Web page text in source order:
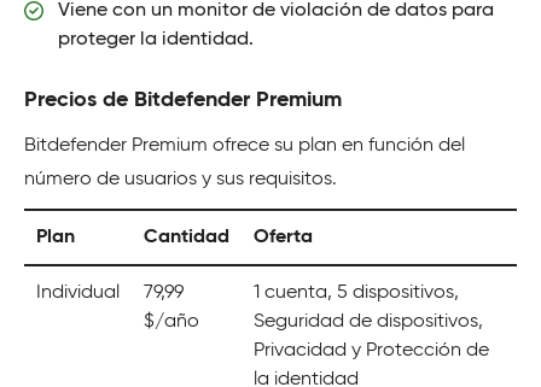
Viene con un monitor de violación de datos para
proteger la identidad.
Precios de Bitdefender Premium
Bitdefender Premium ofrece su plan en función del
número de usuarios y sus requisitos.
Plan Cantidad Oferta
Individual
79,99
$/año
1 cuenta, 5 dispositivos,
Seguridad de dispositivos,
Privacidad y Protección de
la identidad